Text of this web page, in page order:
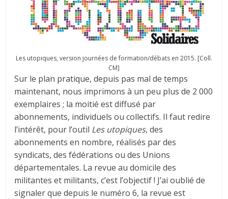
Les utopiques, version journées de formation/débats en 2015. [Coll.
CM]
Sur le plan pratique, depuis pas mal de temps
maintenant, nous imprimons à un peu plus de 2 000
exemplaires ; la moitié est diffusé par
abonnements, individuels ou collectifs. Il faut redire
l’intérêt, pour l’outil Les utopiques, des
abonnements en nombre, réalisés par des
syndicats, des fédérations ou des Unions
départementales. La revue au domicile des
militantes et militants, c’est l’objectif ! J’ai oublié de
signaler que depuis le numéro 6, la revue est